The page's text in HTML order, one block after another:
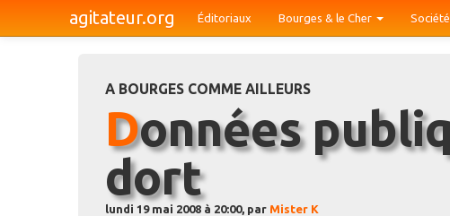
agitateur.org Éditoriaux Bourges & le Cher Société
A BOURGES COMME AILLEURS
Données publiques : la mine
dort
lundi 19 mai 2008 à 20:00, par Mister K